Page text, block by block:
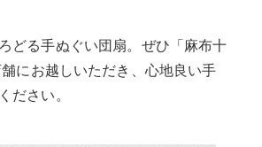
どる手ぬぐい団扇。ぜひ「麻布十
にお越しいただき、心地良い手
ださい。